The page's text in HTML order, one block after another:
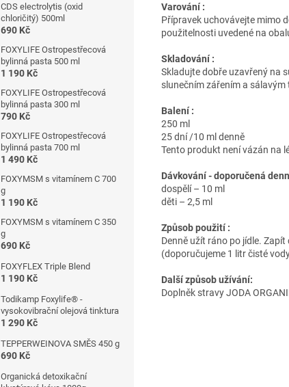
CDS electrolytis (oxid
chloričitý) 500ml
690 Kč
FOXYLIFE Ostropestřecová
bylinná pasta 500 ml
1 190 Kč
FOXYLIFE Ostropestřecová
bylinná pasta 300 ml
790 Kč
FOXYLIFE Ostropestřecová
bylinná pasta 700 ml
1 490 Kč
FOXYMSM s vitamínem C 700
g
1 190 Kč
FOXYMSM s vitamínem C 350
g
690 Kč
FOXYFLEX Triple Blend
1 190 Kč
Todikamp Foxylife® -
vysokovibrační olejová tinktura
1 290 Kč
TEPPERWEINOVA SMĚS 450 g
690 Kč
Organická detoxikační
Varování :
Přípravek uchovávejte mimo
použitelnosti uvedené na
Skladování :
Skladujte dobře uzavřený na
slunečním zářením a sálavým
Balení :
250 ml
25 dní /10 ml denně
Tento produkt není vázán na
Dávkování - doporučená
dospělí – 10 ml
děti – 2,5 ml
Způsob použití :
Denně užít ráno po jídle.
(doporučujeme 1 litr čisté
Další způsob užívání:
Doplněk stravy JODA